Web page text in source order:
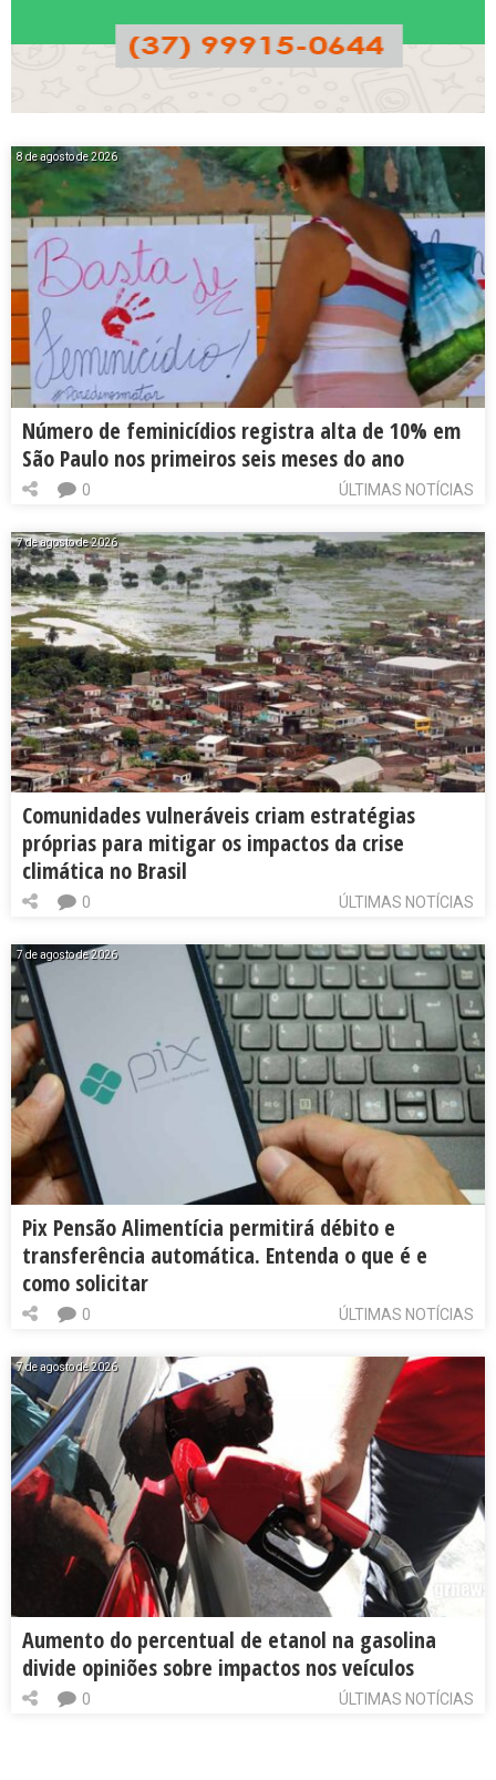
8 de agosto de 2026
Número de feminicídios registra alta de 10% em
São Paulo nos primeiros seis meses do ano
ÚLTIMAS NOTÍCIAS
0
7 de agosto de 2026
Comunidades vulneráveis criam estratégias
próprias para mitigar os impactos da crise
climática no Brasil
ÚLTIMAS NOTÍCIAS
0
7 de agosto de 2026
Pix Pensão Alimentícia permitirá débito e
transferência automática. Entenda o que é e
como solicitar
ÚLTIMAS NOTÍCIAS
0
7 de agosto de 2026
Aumento do percentual de etanol na gasolina
divide opiniões sobre impactos nos veículos
ÚLTIMAS NOTÍCIAS
0